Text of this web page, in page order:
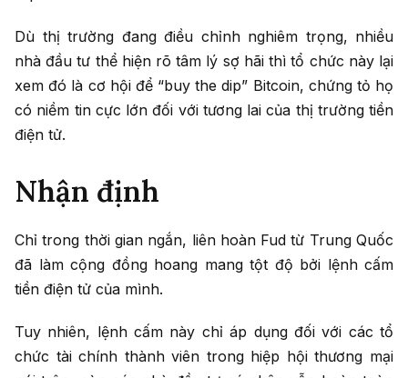
Dù thị trường đang điều chỉnh nghiêm trọng, nhiều
nhà đầu tư thể hiện rõ tâm lý sợ hãi thì tổ chức này lại
xem đó là cơ hội để “buy the dip” Bitcoin, chứng tỏ họ
có niềm tin cực lớn đối với tương lai của thị trường tiền
điện tử.
Nhận định
Chỉ trong thời gian ngắn, liên hoàn Fud từ Trung Quốc
đã làm cộng đồng hoang mang tột độ bởi lệnh cấm
tiền điện tử của mình.
Tuy nhiên, lệnh cấm này chỉ áp dụng đối với các tổ
chức tài chính thành viên trong hiệp hội thương mại